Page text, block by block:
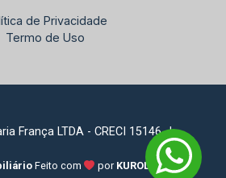
de Privacidade
Termo de Uso
França LTDA - CRECI 15146-J
Feito com por KUROLE